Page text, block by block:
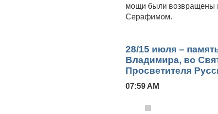
мощи были возвращены
Серафимом.
28/15 июля –
Владимира, во
Просветителя
07:59 AM